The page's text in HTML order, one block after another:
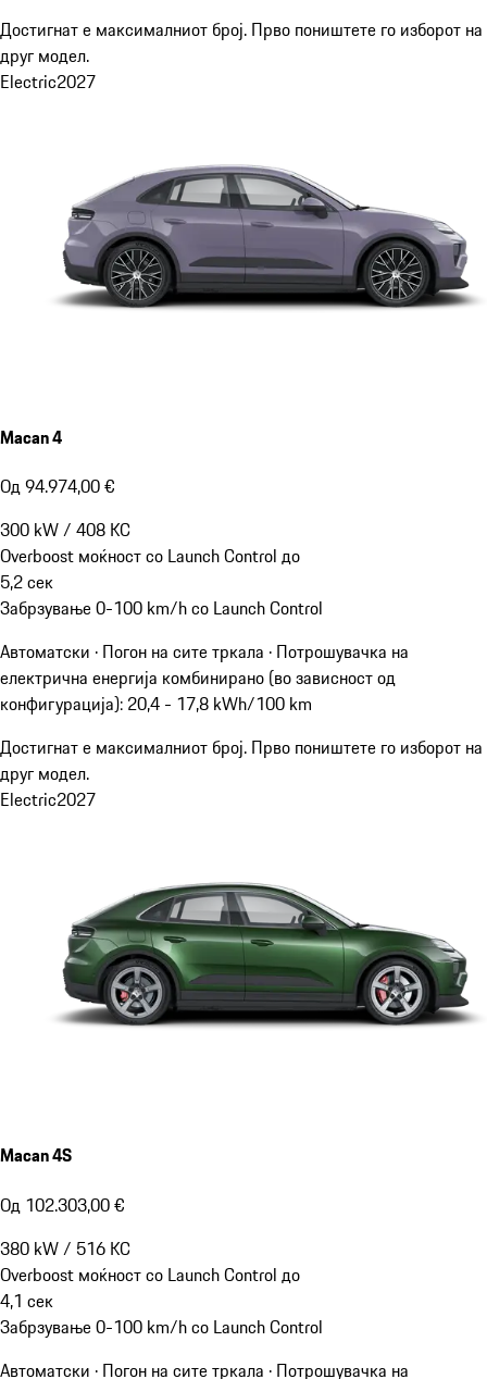
Достигнат е максималниот број. Прво поништете го изборот на
друг модел.
Electric2027
Macan 4
Од 94.974,00 €
300 kW/ 408 КС
Overboost моќност со Launch Control до
5,2сек
Забрзување 0-100 km/h со Launch Control
Автоматски · Погон на сите тркала · Потрошувачка на
електрична енергија комбинирано (во зависност од
конфигурација): 20,4 - 17,8 kWh/100 km
Достигнат е максималниот број. Прво поништете го изборот на
друг модел.
Electric2027
Macan 4S
Од 102.303,00 €
380 kW/ 516 КС
Overboost моќност со Launch Control до
4,1 сек
Забрзување 0-100 km/h со Launch Control
Автоматски · Погон на сите тркала · Потрошувачка на